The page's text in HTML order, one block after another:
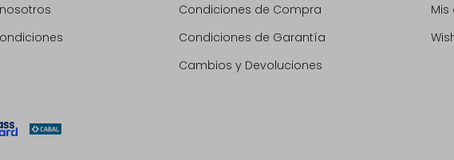
Condiciones de Compra
Condiciones de Garantía
Cambios y Devoluciones